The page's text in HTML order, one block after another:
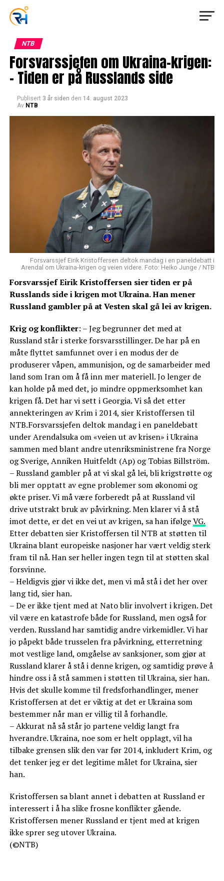
NTB
Forsvarssjefen om Ukraina-krigen:
– Tiden er på Russlands side
Publisert 3 år siden den 14. august 2023
Av NTB
Forsvarssjef Eirik Kristoffersen deltok mandag i en paneldebatt i
Arendal om Ukraina-krigen og veien videre. Foto: Heiko Junge / NTB
Forsvarssjef Eirik Kristoffersen sier tiden er på
Russlands side i krigen mot Ukraina. Han mener
Russland gambler på at Vesten skal gå lei av krigen.
Krig og konflikter: – Jeg begrunner det med at
Russland står i sterke forsvarsstillinger. De har på en
måte flyttet samfunnet over i en modus der de
produserer våpen, ammunisjon, og de samarbeider med
land som Iran om å få inn mer materiell. Jo lenger de
kan holde på med det, jo mindre oppmerksomhet kan
krigen få. Det har vi sett i Georgia. Vi så det etter
annekteringen av Krim i 2014, sier Kristoffersen til
NTB.Forsvarssjefen deltok mandag i en paneldebatt
under Arendalsuka om «veien ut av krisen» i Ukraina
sammen med blant andre utenriksministrene fra Norge
og Sverige, Anniken Huitfeldt (Ap) og Tobias Billström.
– Russland gambler på at vi skal gå lei, bli krigstrøtte og
bli mer opptatt av egne problemer som økonomi og
økte priser. Vi må være forberedt på at Russland vil
drive utstrakt bruk av påvirkning. Men klarer vi å stå
imot dette, er det en vei ut av krigen, sa han ifølgeVG.
Etter debatten sier Kristoffersen til NTB at støtten til
Ukraina blant europeiske nasjoner har vært veldig sterk
fram til nå. Han ser heller ingen tegn til at støtten skal
forsvinne.
– Heldigvis gjør vi ikke det, men vi må stå i det her over
lang tid, sier han.
– De er ikke tjent med at Nato blir involvert i krigen. Det
vil være en katastrofe både for Russland, men også for
verden. Russland har samtidig andre virkemidler. Vi har
jo påpekt både trusselen fra påvirkning, etterretning
mot vestlige land, omgåelse av sanksjoner, som gjør at
Russland klarer å stå i denne krigen, og samtidig prøve å
hindre oss i å stå sammen i støtten til Ukraina, sier han.
Hvis det skulle komme til fredsforhandlinger, mener
Kristoffersen at det er viktig at det er Ukraina som
bestemmer når man er villig til å forhandle.
– Akkurat nå så står jo partene veldig langt fra
hverandre. Ukraina, noe som er helt opplagt, vil ha
tilbake grensen slik den var før 2014, inkludert Krim, og
det tenker jeg er det legitime målet for Ukraina, sier
han.
Kristoffersen sa blant annet i debatten at Russland er
interessert i å ha slike frosne konflikter gående.
Kristoffersen mener Russland er tjent med at krigen
ikke sprer seg utover Ukraina.
(©NTB)